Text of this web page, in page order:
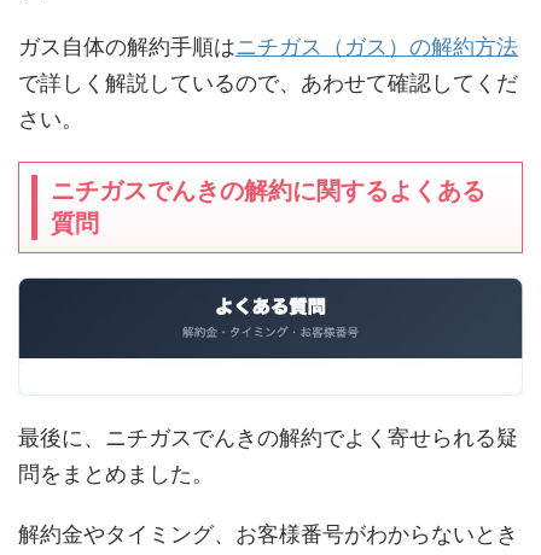
ガス自体の解約手順はニチガス（ガス）の解約方法
で詳しく解説しているので、あわせて確認してくだ
さい。
ニチガスでんきの解約に関するよくある
質問
最後に、ニチガスでんきの解約でよく寄せられる疑
問をまとめました。
解約金やタイミング、お客様番号がわからないとき